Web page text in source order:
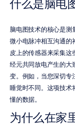
什么是脑电
脑电图技术的核心是测
微小电脉冲相互沟通的
皮上的传感器来采集这
经元共同放电产生的大
变。例如，当您深切专
睡觉时不同。这项技术
懂的数据。
为什么在家